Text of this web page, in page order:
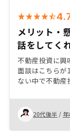
メリット・
話をしてく
不動産投資に興
面談はこちらが
ない中で不動産
ころがGAさん
どを要点のみさ
解しやすかった
件目の検討する
聞きましたが、
20代後半 /